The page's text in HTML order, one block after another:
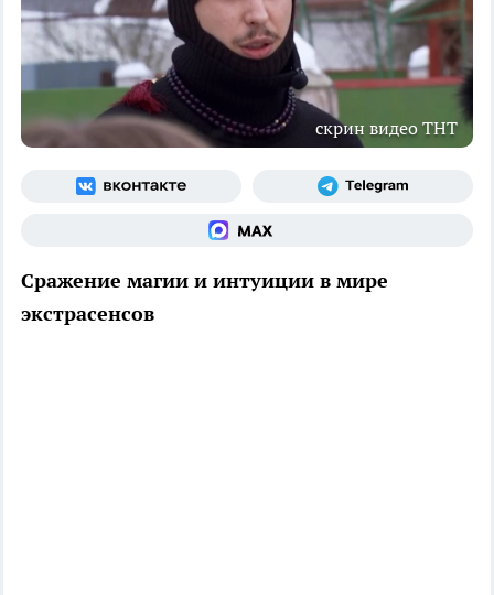
скрин видео ТНТ
Сражение магии и интуиции в мире
экстрасенсов